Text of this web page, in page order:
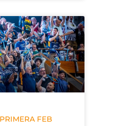
FEB